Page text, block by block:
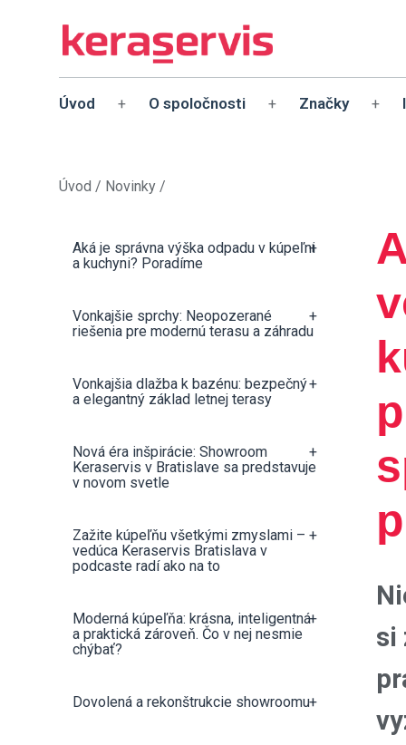
Úvod + O spoločnosti + Značky +
Úvod / Novinky /
Aká je správna výška odpadu v kúpeľni
a kuchyni? Poradíme
+
Vonkajšie sprchy: Neopozerané
riešenia pre modernú terasu a záhradu
+
Vonkajšia dlažba k bazénu: bezpečný
a elegantný základ letnej terasy
+
Nová éra inšpirácie: Showroom
Keraservis v Bratislave sa predstavuje
v novom svetle
+
Zažite kúpeľňu všetkými zmyslami –
vedúca Keraservis Bratislava v
podcaste radí ako na to
+
Moderná kúpeľňa: krásna, inteligentná
a praktická zároveň. Čo v nej nesmie
chýbať?
+
Dovolená a rekonštrukcie showroomu+
si